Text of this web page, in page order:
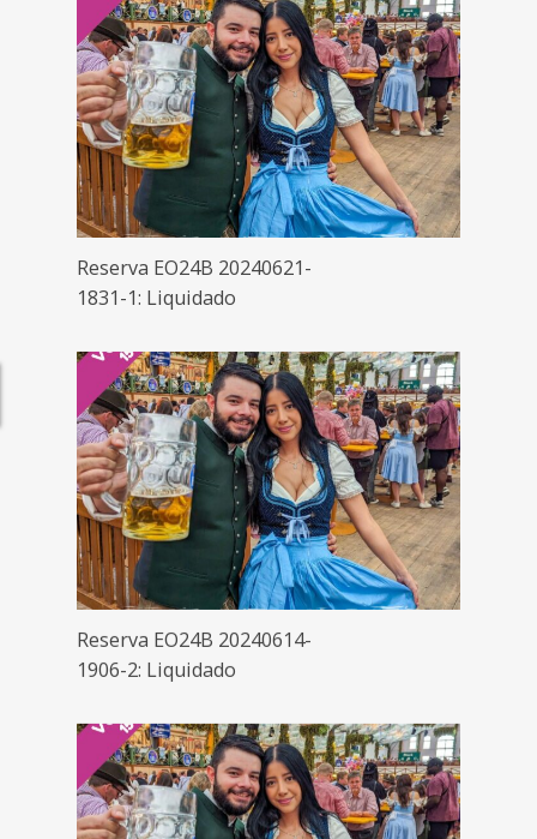
Reserva EO24B 20240621-
1831-1: Liquidado
Reserva EO24B 20240614-
1906-2: Liquidado